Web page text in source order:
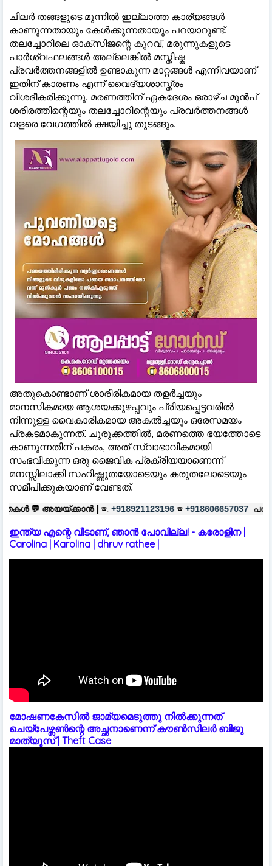
ചിലർ തങ്ങളുടെ മുന്നില്‍ ഇല്ലാത്ത കാര്യങ്ങള്‍
കാണുന്നതായും കേള്‍ക്കുന്നതായും പറയാറുണ്ട്.
തലച്ചോറിലെ ഓക്സിജന്റെ കുറവ്, മരുന്നുകളുടെ
പാർശ്വഫലങ്ങള്‍ അല്ലെങ്കില്‍ മസ്തിഷ്ക
പ്രവർത്തനങ്ങളില്‍ ഉണ്ടാകുന്ന മാറ്റങ്ങള്‍ എന്നിവയാണ്
ഇതിന് കാരണം എന്ന് വൈദ്യശാസ്ത്രം
വിശദീകരിക്കുന്നു. മരണത്തിന് ഏകദേശം ഒരാഴ്ച മുൻപ്
ശരീരത്തിന്റെയും തലച്ചോറിന്റെയും പ്രവർത്തനങ്ങള്‍
വളരെ വേഗത്തില്‍ ക്ഷയിച്ചു തുടങ്ങും.
അതുകൊണ്ടാണ് ശാരീരികമായ തളർച്ചയും
മാനസികമായ ആശയക്കുഴപ്പവും പ്രിയപ്പെട്ടവരില്‍
നിന്നുള്ള വൈകാരികമായ അകല്‍ച്ചയും ഒരേസമയം
പ്രകടമാകുന്നത്. ചുരുക്കത്തില്‍, മരണത്തെ ഭയത്തോടെ
കാണുന്നതിന് പകരം, അത് സ്വാഭാവികമായി
സംഭവിക്കുന്ന ഒരു ജൈവിക പ്രക്രിയയാണെന്ന്
മനസ്സിലാക്കി സഹിഷ്ണുതയോടെയും കരുതലോടെയും
സമീപിക്കുകയാണ് വേണ്ടത്.
| ☎: +918921123196 ☎ +918606657037 പരസ്യങ്ങൾക്ക്| ☎:
ഇന്ത്യ എന്റെ വീടാണ്, ഞാൻ പോവില്ല! - കരോളിന |
Carolina | Karolina | dhruv rathee |
മോഷണകേസിൽ ജാമ്യമെടുത്തു നിൽക്കുന്നത്
ചെയ്പേഴ്സൺന്റെ അച്ഛനാണെന്ന് കൗൺസിലർ ബിജു
മാത്യൂസ് | Theft Case